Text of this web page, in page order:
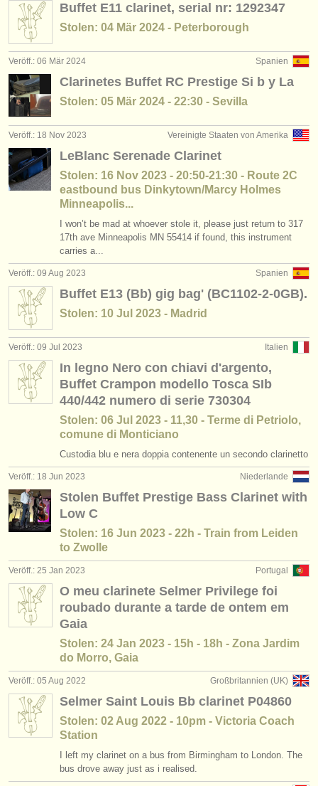
Buffet E11 clarinet, serial nr: 1292347
Stolen: 04 Mär 2024 - Peterborough
Spanien
Veröff.: 06 Mär 2024
Clarinetes Buffet RC Prestige Si b y La
Stolen: 05 Mär 2024 - 22:30 - Sevilla
Vereinigte Staaten von Amerika
Veröff.: 18 Nov 2023
LeBlanc Serenade Clarinet
Stolen: 16 Nov 2023 - 20:50-21:30 - Route 2C
eastbound bus Dinkytown/Marcy Holmes
Minneapolis...
I won’t be mad at whoever stole it, please just return to 317
17th ave Minneapolis MN 55414 if found, this instrument
carries a...
Spanien
Veröff.: 09 Aug 2023
Buffet E13 (Bb) gig bag' (BC1102-2-0GB).
Stolen: 10 Jul 2023 - Madrid
Italien
Veröff.: 09 Jul 2023
In legno Nero con chiavi d'argento,
Buffet Crampon modello Tosca SIb
440/442 numero di serie 730304
Stolen: 06 Jul 2023 - 11,30 - Terme di Petriolo,
comune di Monticiano
Custodia blu e nera doppia contenente un secondo clarinetto
Niederlande
Veröff.: 18 Jun 2023
Stolen Buffet Prestige Bass Clarinet with
Low C
Stolen: 16 Jun 2023 - 22h - Train from Leiden
to Zwolle
Portugal
Veröff.: 25 Jan 2023
O meu clarinete Selmer Privilege foi
roubado durante a tarde de ontem em
Gaia
Stolen: 24 Jan 2023 - 15h - 18h - Zona Jardim
do Morro, Gaia
Großbritannien (UK)
Veröff.: 05 Aug 2022
Selmer Saint Louis Bb clarinet P04860
Stolen: 02 Aug 2022 - 10pm - Victoria Coach
Station
I left my clarinet on a bus from Birmingham to London. The
bus drove away just as i realised.